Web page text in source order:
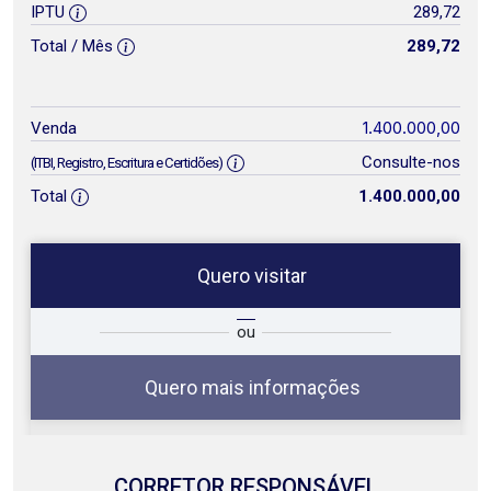
IPTU
289,72
Total / Mês
289,72
Venda 1.400.000,00
(ITBI, Registro, Escritura e Certidões)
Consulte-nos
Total
1.400.000,00
Quero visitar
ou
Quero mais informações
Qual o melhor dia e horário para
você?